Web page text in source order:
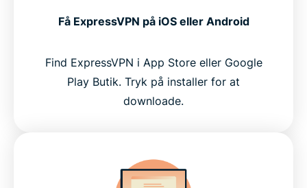
Få ExpressVPN på iOS eller Android
Find ExpressVPN i App Store eller Google
Play Butik. Tryk på installer for at
downloade.